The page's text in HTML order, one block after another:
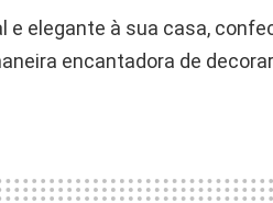
e elegante à sua casa,
encantadora de